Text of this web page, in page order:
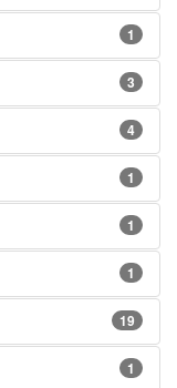
1
3
4
1
1
1
19
1